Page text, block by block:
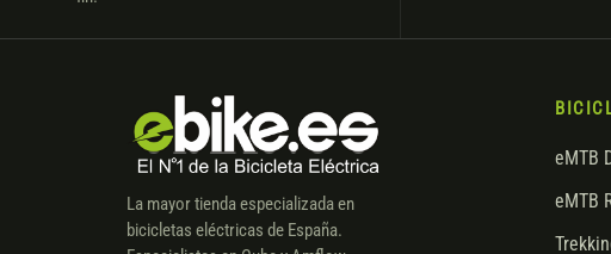
La mayor tienda especializada en
bicicletas eléctricas de España.
eMTB
eMTB